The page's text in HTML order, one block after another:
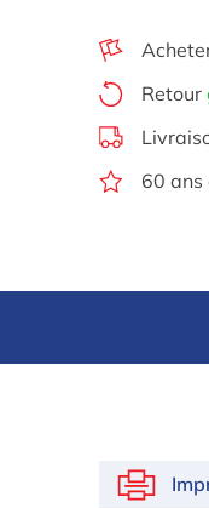
Retour
60 ans